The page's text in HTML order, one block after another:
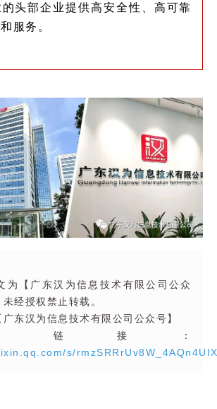
头部企业提供高安全性、高可靠
服务。
为【广东汉为信息技术有限公司公众
经授权禁止转载。
东汉为信息技术有限公司公众号】
链接：
s/